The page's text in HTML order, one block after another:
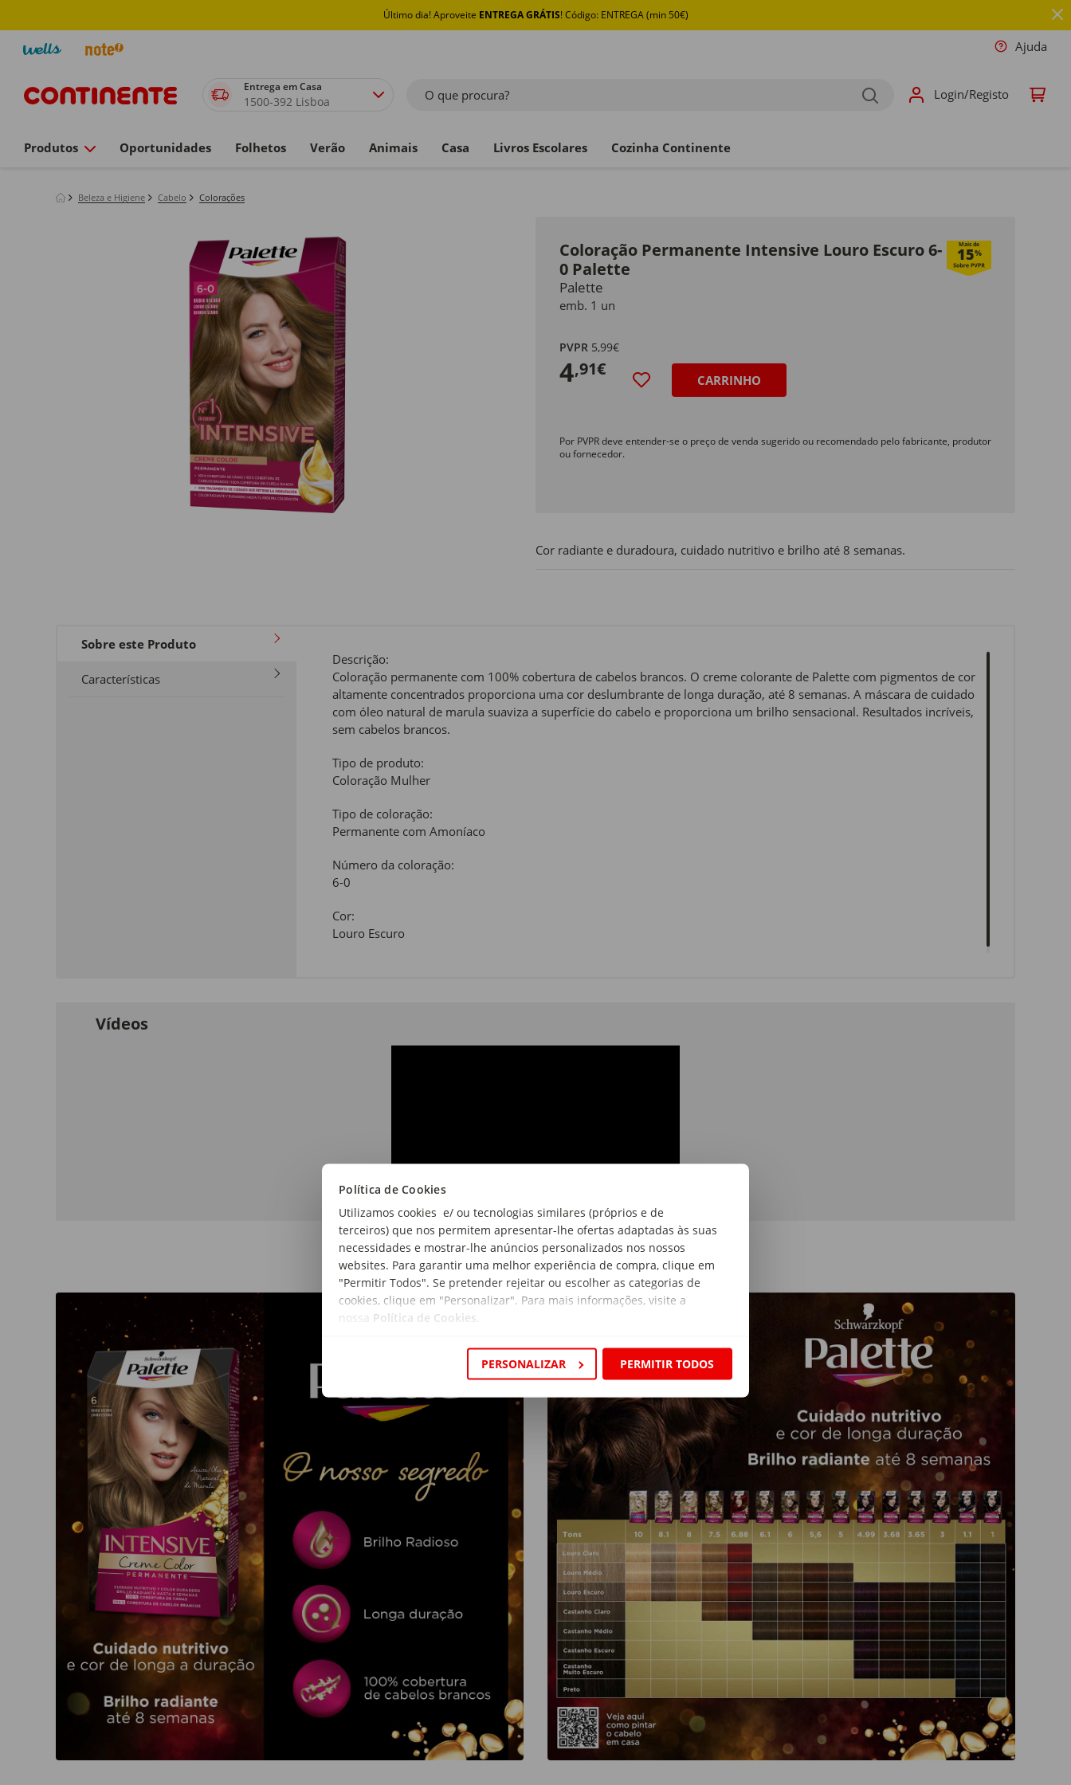
Política de Cookies
Utilizamos cookies e/ ou tecnologias similares (próprios e de
terceiros) que nos permitem apresentar-lhe ofertas adaptadas às suas
necessidades e mostrar-lhe anúncios personalizados nos nossos
websites. Para garantir uma melhor experiência de compra, clique em
"Permitir Todos". Se pretender rejeitar ou escolher as categorias de
cookies, clique em "Personalizar". Para mais informações, visite a
nossa Política de Cookies
PERSONALIZAR PERMITIR TODOS
Último dia! Aproveite ENTREGA GRÁTIS! Código: ENTREGA (min 50€)
Ajuda
Entrega em Casa
1500-392 Lisboa O que procura? Login/Registo
Produtos Oportunidades Folhetos Verão Animais Casa Livros Escolares Cozinha Continente
Beleza e Higiene Cabelo Colorações
Coloração Permanente Intensive Louro Escuro 6-
0 Palette
Mais de
15%
Palette
emb. 1 un
PVPR 5,99€
4,91€
CARRINHO
Por PVPR deve entender-se o preço de venda sugerido ou recomendado pelo fabricante, produtor
ou fornecedor.
Cor radiante e duradoura, cuidado nutritivo e brilho até 8 semanas.
Sobre este Produto
Características
Descrição:
Coloração permanente com 100% cobertura de cabelos brancos. O creme colorante de Palette com pigmentos de cor
altamente concentrados proporciona uma cor deslumbrante de longa duração, até 8 semanas. A máscara de cuidado
com óleo natural de marula suaviza a superfície do cabelo e proporciona um brilho sensacional. Resultados incríveis,
sem cabelos brancos.
Tipo de produto:
Coloração Mulher
Tipo de coloração:
Permanente com Amoníaco
Número da coloração:
6-0
Cor:
Louro Escuro
Vídeos